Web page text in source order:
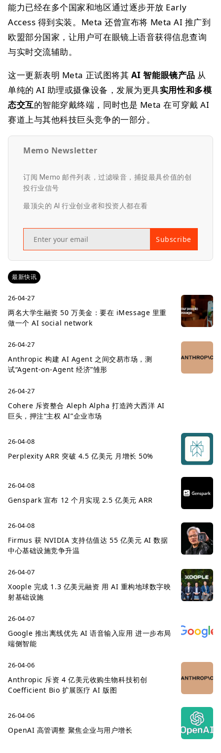
能力已经在多个国家和地区通过逐步开放 Early
Access 得到实装。Meta 还曾宣布将 Meta AI 推广到
欧盟部分国家，让用户可在眼镜上语音获得信息查询
与实时交流辅助。
这一更新表明 Meta 正试图将其 AI 智能眼镜产品 从
单纯的 AI 助理或摄像设备，发展为更具实用性和多模
态交互的智能穿戴终端，同时也是 Meta 在可穿戴 AI
赛道上与其他科技巨头竞争的一部分。
Memo Newsletter
订阅 Memo 邮件列表，过滤噪音，捕捉最具价值的创
投行业信号
最顶尖的 AI 行业创业者和投资人都在看
Subscribe
最新快讯
26-04-27
两名大学生融资 50 万美金：要在 iMessage 里重
做一个 AI social network
26-04-27
Anthropic 构建 AI Agent 之间交易市场，测
试“Agent-on-Agent 经济”雏形
26-04-27
Cohere 斥资整合 Aleph Alpha 打造跨大西洋 AI
巨头，押注“主权 AI”企业市场
26-04-08
Perplexity ARR 突破 4.5 亿美元 月增长 50%
26-04-08
Genspark 宣布 12 个月实现 2.5 亿美元 ARR
26-04-08
Firmus 获 NVIDIA 支持估值达 55 亿美元 AI 数据
中心基础设施竞争升温
26-04-07
Xoople 完成 1.3 亿美元融资 用 AI 重构地球数字映
射基础设施
26-04-07
Google 推出离线优先 AI 语音输入应用 进一步布局
端侧智能
26-04-06
Anthropic 斥资 4 亿美元收购生物科技初创
Coefficient Bio 扩展医疗 AI 版图
26-04-06
OpenAI 高管调整 聚焦企业与用户增长